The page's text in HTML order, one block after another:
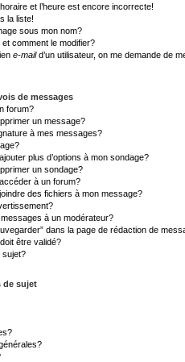
et l’heure est encore incorrecte!
la liste!
sous mon nom?
comment le modifier?
e-maild’un utilisateur, on me demande de
de messages
forum?
un message?
à mes messages?
plus d’options à mon sondage?
un sondage?
à un forum?
des fichiers à mon message?
à un modérateur?
dans la page de rédaction de
être validé?
sujet?
de sujet